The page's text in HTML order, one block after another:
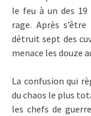
le feu à un des 19
rage. Après
détruit sept des
menace les douze
La confusion qui
du chaos le plus
les chefs de